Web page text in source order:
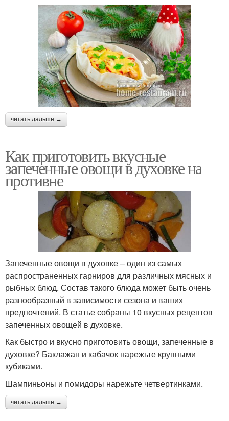
читать дальше →
Как приготовить вкусные
запеченные овощи в духовке на
противне
Запеченные овощи в духовке – один из самых
распространенных гарниров для различных мясных и
рыбных блюд. Состав такого блюда может быть очень
разнообразный в зависимости сезона и ваших
предпочтений. В статье собраны 10 вкусных рецептов
запеченных овощей в духовке.
Как быстро и вкусно приготовить овощи, запеченные в
духовке? Баклажан и кабачок нарежьте крупными
кубиками.
Шампиньоны и помидоры нарежьте четвертинками.
читать дальше →